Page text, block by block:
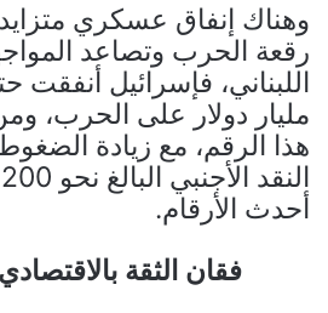
وهناك إنفاق عسكري
رقعة الحرب وتصاعد
مليار دولار على الحرب،
هذا الرقم، مع زيادة
أحدث الأرقام.
فقان الثقة